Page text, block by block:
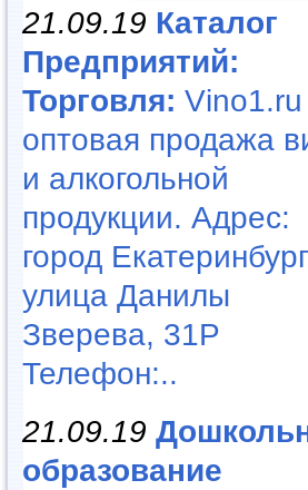
21.09.19 Каталог
Предприятий:
Торговля: Vino1.ru
оптовая продажа
и алкогольной
продукции. Адрес:
город
улица Данилы
Зверева, 31Р
Телефон:..
21.09.19
образование